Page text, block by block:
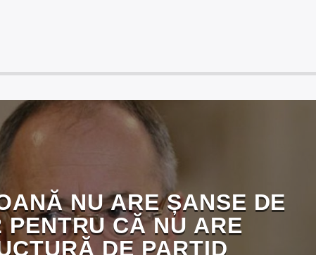
NU ARE ȘANSE DE
PENTRU CĂ NU ARE
DE PARTID